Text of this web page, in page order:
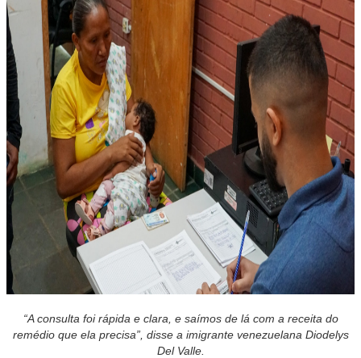
“A consulta foi rápida e clara, e saímos de lá com a receita do
remédio que ela precisa”, disse a imigrante venezuelana Diodelys
Del Valle.